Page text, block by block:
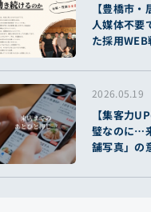
【豊橋市
人媒体不要
た採用WEB
2026.05.19
【集客力
璧なのに…
舗写真」の